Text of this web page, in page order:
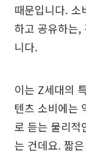
때문입니다. 소
하고 공유하는,
니다.
이는 Z세대의
텐츠 소비에는
로 듣는 물리적
는 건데요. 짧